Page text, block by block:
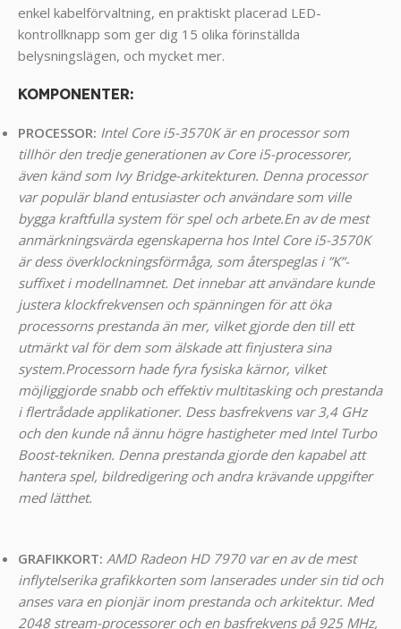
enkel kabelförvaltning, en praktiskt placerad LED-
kontrollknapp som ger dig 15 olika förinställda
belysningslägen, och mycket mer.
KOMPONENTER:
PROCESSOR: Intel Core i5-3570K är en processor som
tillhör den tredje generationen av Core i5-processorer,
även känd som Ivy Bridge-arkitekturen. Denna processor
var populär bland entusiaster och användare som ville
bygga kraftfulla system för spel och arbete.En av de mest
anmärkningsvärda egenskaperna hos Intel Core i5-3570K
är dess överklockningsförmåga, som återspeglas i ”K”-
suffixet i modellnamnet. Det innebar att användare kunde
justera klockfrekvensen och spänningen för att öka
processorns prestanda än mer, vilket gjorde den till ett
utmärkt val för dem som älskade att finjustera sina
system.Processorn hade fyra fysiska kärnor, vilket
möjliggjorde snabb och effektiv multitasking och prestanda
i flertrådade applikationer. Dess basfrekvens var 3,4 GHz
och den kunde nå ännu högre hastigheter med Intel Turbo
Boost-tekniken. Denna prestanda gjorde den kapabel att
hantera spel, bildredigering och andra krävande uppgifter
med lätthet.
GRAFIKKORT: AMD Radeon HD 7970 var en av de mest
inflytelserika grafikkorten som lanserades under sin tid och
anses vara en pionjär inom prestanda och arkitektur. Med
2048 stream-processorer och en basfrekvens på 925 MHz,